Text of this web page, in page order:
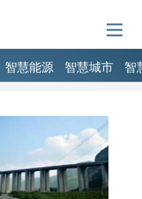
智慧能源 智慧城市 智